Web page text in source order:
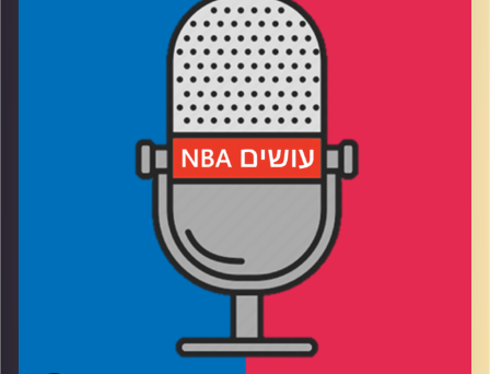
רבע 2: הדברים הפחות חיוביים שקרו בסופש, וגם – וגר לברון
‏עם א או בלי א רבע 4: נפרדים מקופצ'אק, וון, ווייטסייד, ועדיין
עידן לוצקי